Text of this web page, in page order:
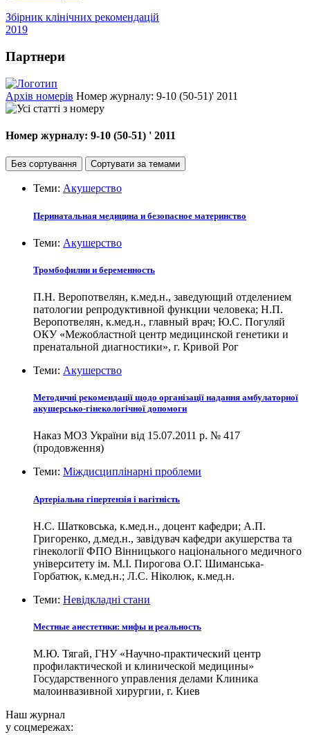
Збірник клінічних рекомендацій
2019
Партнери
Архів номерів Номер журналу: 9-10 (50-51)' 2011
Номер журналу: 9-10 (50-51) ' 2011
Без сортування Сортувати за темами
Теми: Акушерство
Перинатальная медицина и безопасное материнство
Теми: Акушерство
Тромбофилии и беременность
П.Н. Веропотвелян, к.мед.н., заведующий отделением
патологии репродуктивной функции человека; Н.П.
Веропотвелян, к.мед.н., главный врач; Ю.С. Погуляй
ОКУ «Межобластной центр медицинской генетики и
пренатальной диагностики», г. Кривой Рог
Теми: Акушерство
Методичні рекомендації щодо організації надання амбулаторної
акушерсько-гінекологічної допомоги
Наказ МОЗ України від 15.07.2011 р. № 417
(продовження)
Теми: Міждисциплінарні проблеми
Артеріальна гіпертензія і вагітність
Н.С. Шатковська, к.мед.н., доцент кафедри; А.П.
Григоренко, д.мед.н., завідувач кафедри акушерства та
гінекології ФПО Вінницького національного медичного
університету ім. М.І. Пирогова О.Г. Шиманська-
Горбатюк, к.мед.н.; Л.С. Ніколюк, к.мед.н.
Теми: Невідкладні стани
Местные анестетики: мифы и реальность
М.Ю. Тягай, ГНУ «Научно-практический центр
профилактической и клинической медицины»
Государственного управления делами Клиника
малоинвазивной хирургии, г. Киев
Наш журнал
у соцмережах: